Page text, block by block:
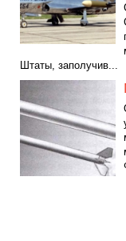
Штаты, заполучив...